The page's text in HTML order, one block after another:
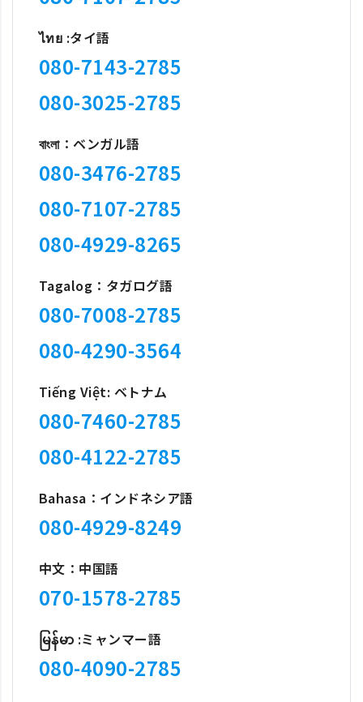
ไทย :タイ語
080-7143-2785
080-3025-2785
বাংলা：ベンガル語
080-3476-2785
080-7107-2785
080-4929-8265
Tagalog：タガログ語
080-7008-2785
080-4290-3564
Tiếng Việt: ベトナム
080-7460-2785
080-4122-2785
Bahasa：インドネシア語
080-4929-8249
中文：中国語
070-1578-2785
မြန်မာ :ミャンマー語
080-4090-2785